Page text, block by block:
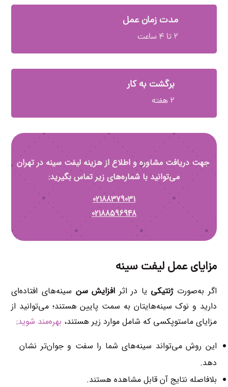
مدت زمان عمل
۲ تا ۴ ساعت
برگشت به کار
۲ هفته
جهت دریافت مشاوره و اطلاع از هزینه لیفت سینه در تهران
می‌توانید با شماره‌های زیر تماس بگیرید:
02188379031
02188596948
مزایای عمل لیفت سینه
اگر به‌صورتژنتیکی یا در اثر افزایش سن سینه‌های افتاده‌ای
دارید و نوک سینه‌هایتان به سمت پایین هستند؛ می‌توانید از
مزایای ماستوپکسی که شامل موارد زیر هستند، بهره‌مند شوید:
این روش می‌تواند سینه‌های شما را سفت‌ و جوان‌تر نشان
دهد.
بلافاصله نتایج آن قابل مشاهده هستند.